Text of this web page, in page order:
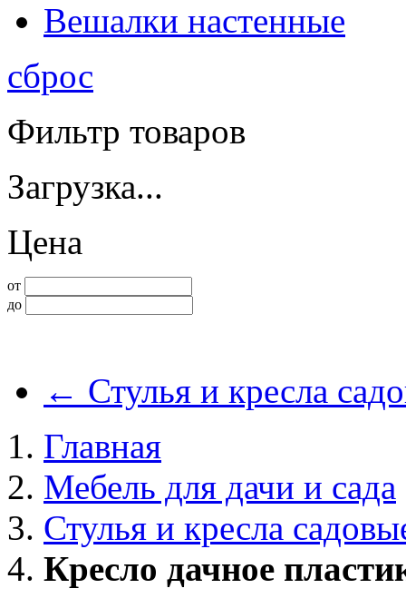
Вешалки настенные
сброс
Фильтр товаров
Загрузка...
Цена
от
до
← Стулья и кресла
Главная
Мебель для дачи и сада
Стулья и кресла
Кресло дачное